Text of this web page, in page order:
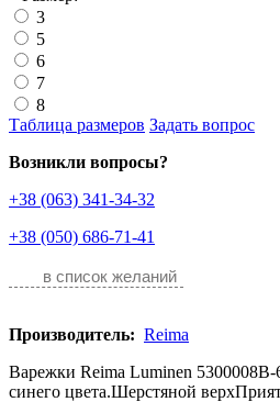
3
5
6
7
8
Таблица размеров Задать вопрос
Возникли вопросы?
+38 (063) 341-34-32
+38 (050) 686-71-41
в список желаний
Производитель: Reima
Варежки Reima Luminen 5300008B-
синего цвета.Шерстяной